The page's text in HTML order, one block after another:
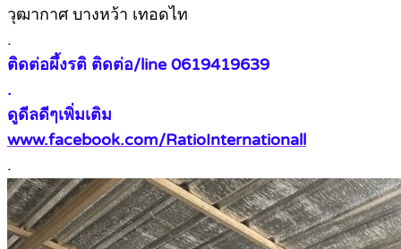
วุฒากาศ บางหว้า เทอดไท
.
ติดต่อผึ้งรติ ติดต่อ/line 0619419639
.
ดูดีลดีๆเพิ่มเติม
www.facebook.com/RatioInternationall
.